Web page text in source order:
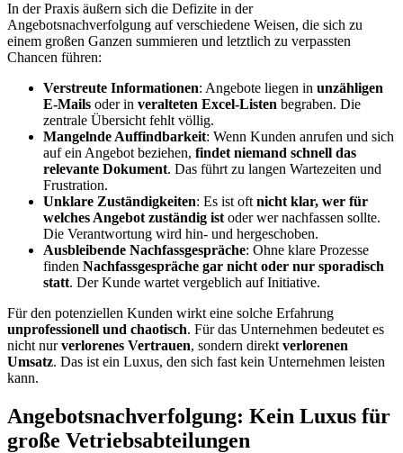
In der Praxis äußern sich die Defizite in der
Angebotsnachverfolgung auf verschiedene Weisen, die sich zu
einem großen Ganzen summieren und letztlich zu verpassten
Chancen führen:
Verstreute Informationen: Angebote liegen in unzähligen
E-Mails oder in veralteten Excel-Listen begraben. Die
zentrale Übersicht fehlt völlig.
Mangelnde Auffindbarkeit: Wenn Kunden anrufen und sich
auf ein Angebot beziehen, findet niemand schnell das
relevante Dokument. Das führt zu langen Wartezeiten und
Frustration.
Unklare Zuständigkeiten: Es ist oft nicht klar, wer für
welches Angebot zuständig ist oder wer nachfassen sollte.
Die Verantwortung wird hin- und hergeschoben.
Ausbleibende Nachfassgespräche: Ohne klare Prozesse
finden Nachfassgespräche gar nicht oder nur sporadisch
statt. Der Kunde wartet vergeblich auf Initiative.
Für den potenziellen Kunden wirkt eine solche Erfahrung
unprofessionell und chaotisch. Für das Unternehmen bedeutet es
nicht nurverlorenes Vertrauen, sondern direkt verlorenen
Umsatz. Das ist ein Luxus, den sich fast kein Unternehmen leisten
kann.
Angebotsnachverfolgung: Kein Luxus für
große Vetriebsabteilungen